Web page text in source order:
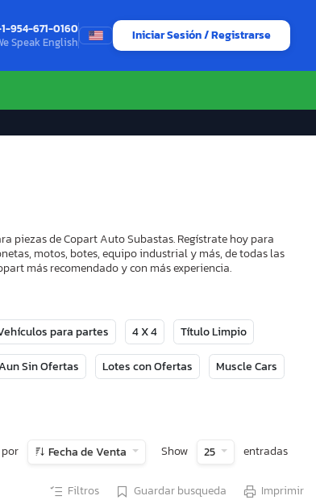
954-671-0160
Speak English
Iniciar Sesión / Registrarse
piezas de Copart Auto Subastas. Regístrate hoy para
motos, botes, equipo industrial y más, de todas las
más recomendado y con más experiencia.
para partes 4 X 4 Título Limpio
Sin Ofertas Lotes con Ofertas Muscle Cars
Fecha de Venta Show 25 entradas
Filtros Guardar busqueda Imprimir